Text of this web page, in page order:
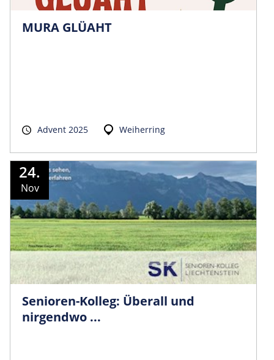
MURA GLÜAHT
Advent 2025 Weiherring
24.
Nov
Senioren-Kolleg: Überall und
nirgendwo ...